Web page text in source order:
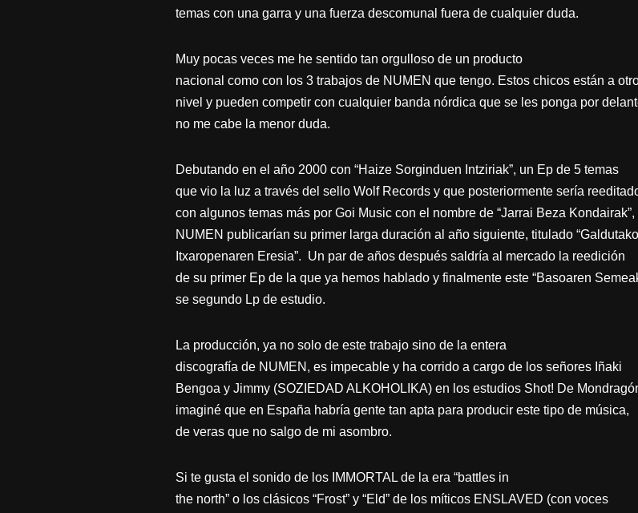
temas con una garra y una fuerza descomunal fuera de cualquier duda.
Muy pocas veces me he sentido tan orgulloso de un producto
nacional como con los 3 trabajos de NUMEN que tengo. Estos chicos están a
nivel y pueden competir con cualquier banda nórdica que se les ponga por
no me cabe la menor duda.
Debutando en el año 2000 con “Haize Sorginduen Intziriak”, un Ep de 5 temas
que vio la luz a través del sello Wolf Records y que posteriormente sería
con algunos temas más por Goi Music con el nombre de “Jarrai Beza Kondairak”,
NUMEN publicarían su primer larga duración al año siguiente, titulado “Galdutako
Itxaropenaren Eresia”. Un par de años después saldría al mercado la reedición
de su primer Ep de la que ya hemos hablado y finalmente este “Basoaren
se segundo Lp de estudio.
La producción, ya no solo de este trabajo sino de la entera
discografía de NUMEN, es impecable y ha corrido a cargo de los señores Iñaki
Bengoa y Jimmy (SOZIEDAD ALKOHOLIKA) en los estudios Shot! De
imaginé que en España habría gente tan apta para producir este tipo de música,
de veras que no salgo de mi asombro.
Si te gusta el sonido de los IMMORTAL de la era “battles in
the north” o los clásicos “Frost” y “Eld” de los míticos ENSLAVED (con voces